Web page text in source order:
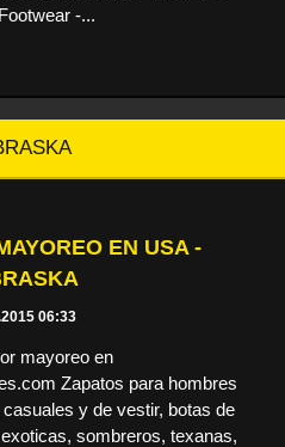
-...
EN USA -
06:33
mayoreo en
Zapatos para hombres
y de vestir, botas de
sombreros, texanas,